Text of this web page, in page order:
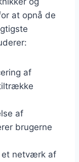
at opnå de
af
af
brugerne
et netværk af